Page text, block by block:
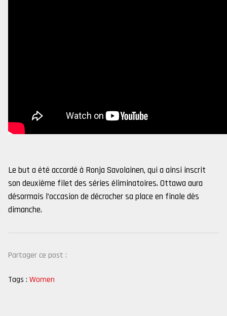
Le but a été accordé à Ronja Savolainen, qui a ainsi inscrit
son deuxième filet des séries éliminatoires. Ottawa aura
désormais l’occasion de décrocher sa place en finale dès
dimanche.
Partager ce post :
Tags : Women